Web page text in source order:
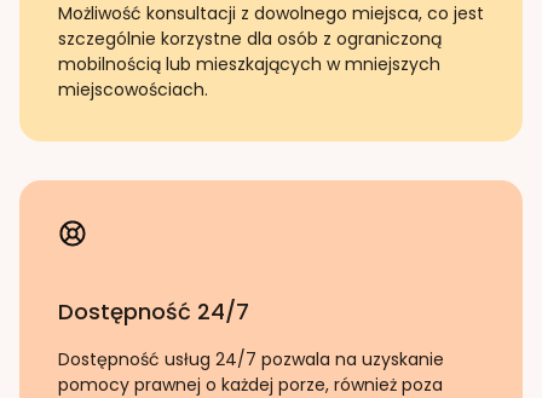
Możliwość konsultacji z dowolnego miejsca, co jest
szczególnie korzystne dla osób z ograniczoną
mobilnością lub mieszkających w mniejszych
miejscowościach.
Dostępność 24/7
Dostępność usług 24/7 pozwala na uzyskanie
pomocy prawnej o każdej porze, również poza